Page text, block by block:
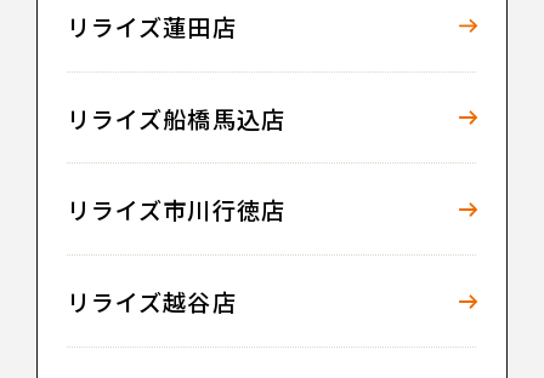
リライズ蓮田店
リライズ船橋馬込店
リライズ市川行徳店
リライズ越谷店